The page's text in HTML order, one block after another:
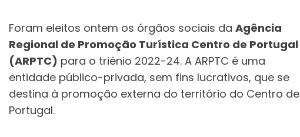
Foram eleitos ontem os órgãos sociais da Agência
Regional de Promoção Turística Centro de Portugal
(ARPTC) para o triénio 2022-24. A ARPTC é uma
entidade público-privada, sem fins lucrativos, que se
destina à promoção externa do território do Centro de
Portugal.